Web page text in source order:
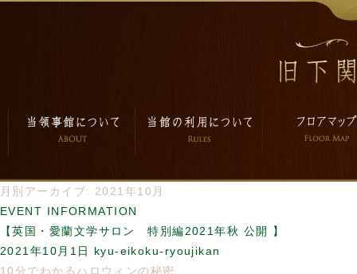
月別アーカイブ: 2021年10月
EVENT INFORMATION
【英国・愛蘭文学サロン 特別編2021年秋 公開 】
2021年10月1日
kyu-eikoku-ryoujikan
10分でわかるハロウィンの秘密